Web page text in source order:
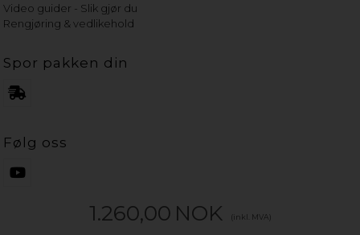
1.260,00 NOK (inkl. MVA)
Video guider - Slik gjør du
Rengjøring & vedlikehold
Spor pakken din
Følg oss